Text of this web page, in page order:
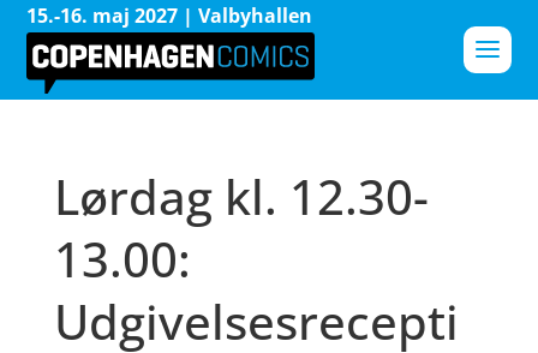
15.-16. maj 2027 | Valbyhallen
Lørdag kl. 12.30-
13.00:
Udgivelsesrecepti